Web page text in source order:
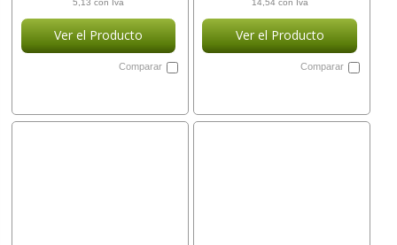
5,13 con Iva
Ver el Producto
Comparar
14,54 con Iva
Ver el Producto
Comparar